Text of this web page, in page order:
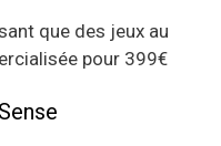
que des jeux au
pour 399€